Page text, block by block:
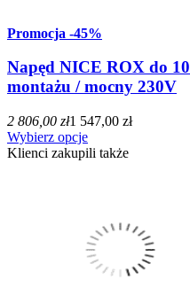
Promocja -45%
Napęd NICE ROX do
montażu / mocny 230V
2 806,00 zł1 547,00 zł
Wybierz opcje
Klienci zakupili także